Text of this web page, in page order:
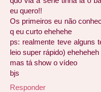
eu quero!!
Os primeiros eu não
q eu curto ehehehe
ps: realmente teve alguns
leio super rápido) eheheheh
mas tá show o vídeo
bjs
Responder